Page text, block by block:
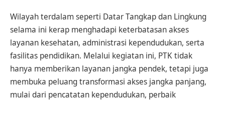
Wilayah terdalam seperti Datar Tangkap dan Lingkung
selama ini kerap menghadapi keterbatasan akses
layanan kesehatan, administrasi kependudukan, serta
fasilitas pendidikan. Melalui kegiatan ini, PTK tidak
hanya memberikan layanan jangka pendek, tetapi juga
membuka peluang transformasi akses jangka panjang,
mulai dari pencatatan kependudukan, perbaik